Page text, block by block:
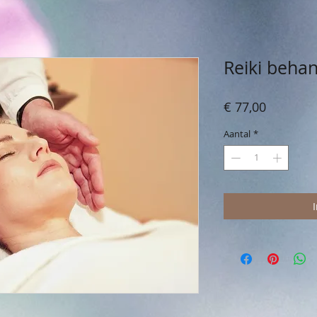
Reiki
€ 77,00Prijs
Aantal *